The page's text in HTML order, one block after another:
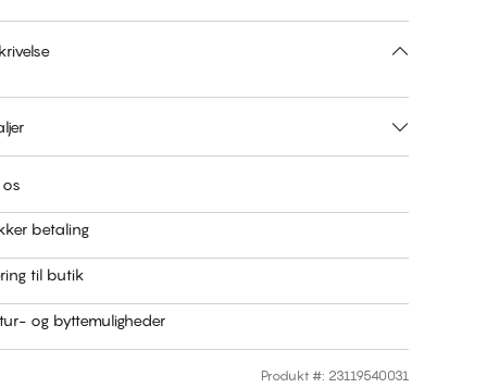
betaling
til butik
og byttemuligheder
Produkt #: 23119540031